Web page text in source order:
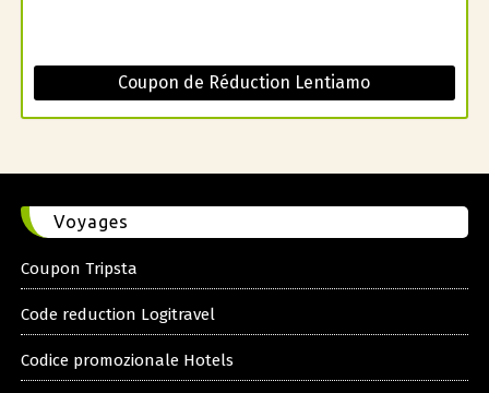
Coupon de Réduction Lentiamo
Voyages
Coupon Tripsta
Code reduction Logitravel
Codice promozionale Hotels